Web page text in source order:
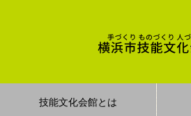
技能文化会館とは